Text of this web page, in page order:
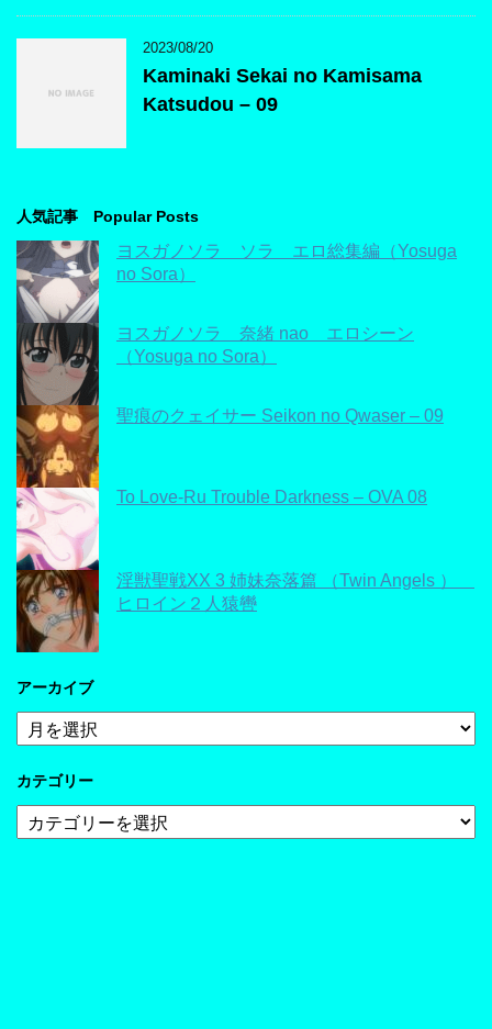
2023/08/20
Kaminaki Sekai no Kamisama
Katsudou – 09
人気記事 Popular Posts
ヨスガノソラ ソラ エロ総集編（Yosuga
no Sora）
ヨスガノソラ 奈緒 nao エロシーン
（Yosuga no Sora）
聖痕のクェイサー Seikon no Qwaser – 09
To Love-Ru Trouble Darkness – OVA 08
淫獣聖戦XX 3 姉妹奈落篇 （Twin Angels ）
ヒロイン２人猿轡
アーカイブ
ア
ー
イ
カテゴリー
テ